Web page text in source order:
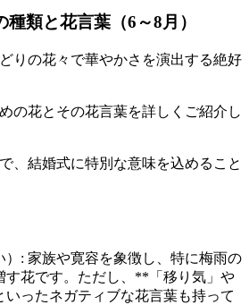
類と花言葉（6～8月）
りの花々で華やかさを演出する絶好
の花とその花言葉を詳しくご紹介し
、結婚式に特別な意味を込めること
）: 家族や寛容を象徴し、特に梅雨の
す花です。ただし、**「移り気」や
いったネガティブな花言葉も持って